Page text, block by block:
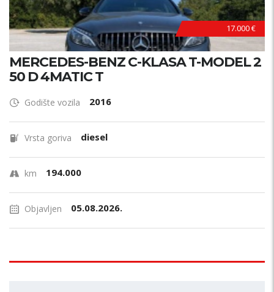
17.000 €
MERCEDES-BENZ C-KLASA T-MODEL 2
50 D 4MATIC T
Godište vozila 2016
Vrsta goriva diesel
km 194.000
Objavljen 05.08.2026.